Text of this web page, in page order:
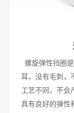
螺旋弹性挡圈
耳，没有毛刺，
工艺不同，不会
具有良好的弹性